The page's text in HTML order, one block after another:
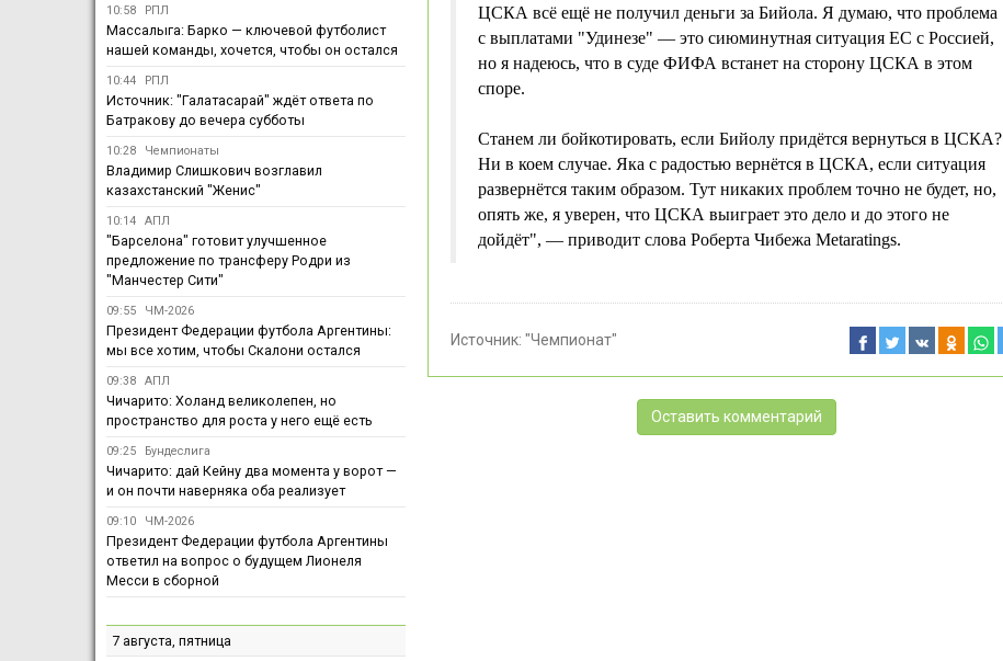
ЦСКА всё ещё не получил деньги за Бийола. Я думаю, что проблема
с выплатами "Удинезе" — это сиюминутная ситуация ЕС с Россией,
но я надеюсь, что в суде ФИФА встанет на сторону ЦСКА в этом
споре.
Станем ли бойкотировать, если Бийолу придётся вернуться в ЦСКА?
Ни в коем случае. Яка с радостью вернётся в ЦСКА, если ситуация
развернётся таким образом. Тут никаких проблем точно не будет, но,
опять же, я уверен, что ЦСКА выиграет это дело и до этого не
дойдёт", — приводит слова Роберта Чибежа Metaratings.
Источник: "Чемпионат"
Оставить комментарий
10:58 РПЛ
Массалыга: Барко — ключевой футболист
нашей команды, хочется, чтобы он остался
10:44 РПЛ
Источник: "Галатасарай" ждёт ответа по
Батракову до вечера субботы
10:28 Чемпионаты
Владимир Слишкович возглавил
казахстанский "Женис"
10:14 АПЛ
"Барселона" готовит улучшенное
предложение по трансферу Родри из
"Манчестер Сити"
09:55 ЧМ-2026
Президент Федерации футбола Аргентины:
мы все хотим, чтобы Скалони остался
09:38 АПЛ
Чичарито: Холанд великолепен, но
пространство для роста у него ещё есть
09:25 Бундеслига
Чичарито: дай Кейну два момента у ворот —
и он почти наверняка оба реализует
09:10 ЧМ-2026
Президент Федерации футбола Аргентины
ответил на вопрос о будущем Лионеля
Месси в сборной
7 августа, пятница